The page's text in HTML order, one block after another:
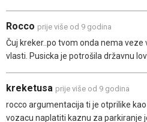
Rocco prije više od 9 godina
Čuj kreker..po tvom onda nema veze
vlasti. Pusicka je potrošila državnu
kreketusa prije više od 9 godina
rocco argumentacija ti je otprilike
vozacu naplatiti kaznu za parkiranje